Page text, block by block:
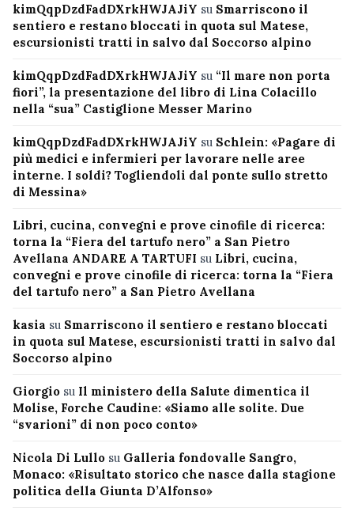
kimQqpDzdFadDXrkHWJAJiY su Smarriscono il
sentiero e restano bloccati in quota sul Matese,
escursionisti tratti in salvo dal Soccorso alpino
kimQqpDzdFadDXrkHWJAJiY su “Il mare non porta
fiori”, la presentazione del libro di Lina Colacillo
nella “sua” Castiglione Messer Marino
kimQqpDzdFadDXrkHWJAJiY su Schlein: «Pagare di
più medici e infermieri per lavorare nelle aree
interne. I soldi? Togliendoli dal ponte sullo stretto
di Messina»
Libri, cucina, convegni e prove cinofile di ricerca:
torna la “Fiera del tartufo nero” a San Pietro
Avellana ANDARE A TARTUFI su Libri, cucina,
convegni e prove cinofile di ricerca: torna la “Fiera
del tartufo nero” a San Pietro Avellana
kasia su Smarriscono il sentiero e restano bloccati
in quota sul Matese, escursionisti tratti in salvo dal
Soccorso alpino
Giorgio su Il ministero della Salute dimentica il
Molise, Forche Caudine: «Siamo alle solite. Due
“svarioni” di non poco conto»
Nicola Di Lullo su Galleria fondovalle Sangro,
Monaco: «Risultato storico che nasce dalla stagione
politica della Giunta D’Alfonso»